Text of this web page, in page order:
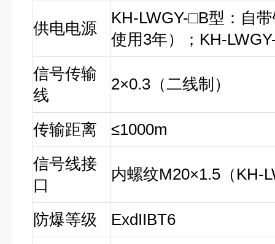
供电电源
KH-LWGY-□B型：自
使用3年）；KH-
信号传输
线
2×0.3（二线制）
传输距离
≤1000m
信号线接
口
内螺纹M20×1.5（KH-
防爆等级
ExdIIBT6